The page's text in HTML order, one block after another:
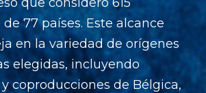
77 países. Este alcance
en la variedad de orígenes
elegidas, incluyendo
coproducciones de Bélgica,